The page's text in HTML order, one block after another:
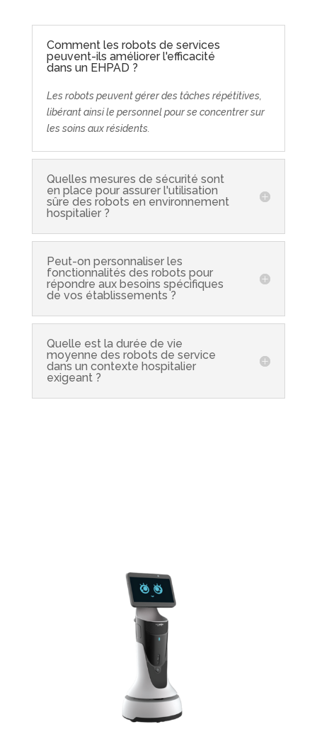
Comment les robots de services
peuvent-ils améliorer l'efficacité
dans un EHPAD ?
Les robots peuvent gérer des tâches répétitives,
libérant ainsi le personnel pour se concentrer sur
les soins aux résidents.
Quelles mesures de sécurité sont
en place pour assurer l'utilisation
sûre des robots en environnement
hospitalier ?
Peut-on personnaliser les
fonctionnalités des robots pour
répondre aux besoins spécifiques
de vos établissements ?
Quelle est la durée de vie
moyenne des robots de service
dans un contexte hospitalier
exigeant ?